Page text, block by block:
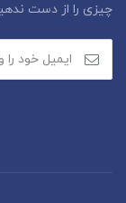
چیزی را از دست